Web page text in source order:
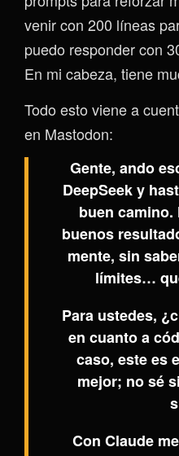
venir con 200 líneas
puedo responder con
En mi cabeza, tiene
Todo esto viene a
en Mastodon:
Gente, ando
DeepSeek y
buen camino.
buenos
mente, sin
límites…
Para ustedes,
en cuanto a
caso, este es
mejor; no sé
Con Claude